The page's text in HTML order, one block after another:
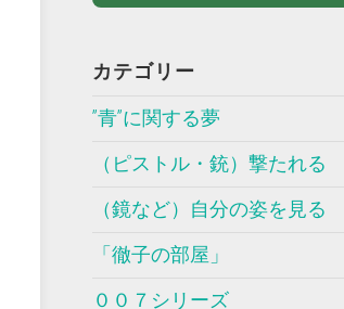
カテゴリー
”青”に関する夢
（ピストル・銃）撃たれる
（鏡など）自分の姿を見る
「徹子の部屋」
００７シリーズ